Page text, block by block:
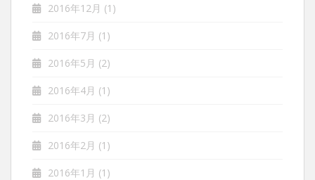
2016年12月 (1)
2016年7月 (1)
2016年5月 (2)
2016年4月 (1)
2016年3月 (2)
2016年2月 (1)
2016年1月 (1)